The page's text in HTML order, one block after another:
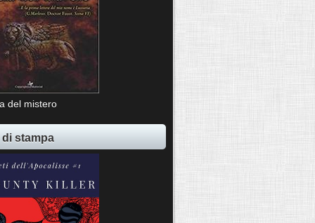
del mistero
stampa